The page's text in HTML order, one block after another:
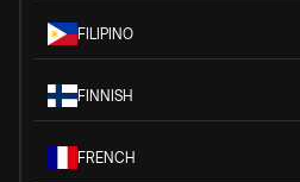
FILIPINO
FINNISH
FRENCH